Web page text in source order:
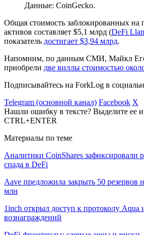
Данные: CoinGecko.
Общая стоимость заблокированных на
активов составляет $5,1 млрд (DeFi
показатель достигает $3,94 млрд.
Напомним, по данным СМИ, Майкл
приобрели две виллы стоимостью
Подписывайтесь на ForkLog в
Telegram (основной канал) Facebook X
Нашли ошибку в тексте? Выделите ее
CTRL+ENTER
Материалы по теме
Аналитики CoinShares зафиксировали
спада в DeFi
Aave предложила закрыть 50 резервов
млн
1inch открыл доступ к протоколу Aqua
вознаграждений